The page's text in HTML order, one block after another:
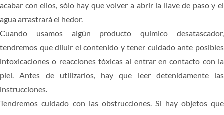
acabar con ellos, sólo hay que volver a abrir la llave de paso y el
agua arrastrará el hedor.
Cuando usamos algún producto químico desatascador,
tendremos que diluir el contenido y tener cuidado ante posibles
intoxicaciones o reacciones tóxicas al entrar en contacto con la
piel. Antes de utilizarlos, hay que leer detenidamente las
instrucciones.
Tendremos cuidado con las obstrucciones. Si hay objetos que